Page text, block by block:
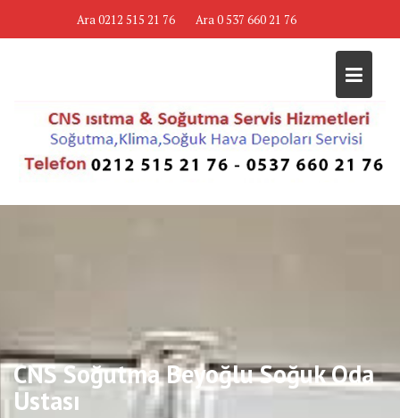
Ara 0212 515 21 76 Ara 0 537 660 21 76
CNS Soğutma Beyoğlu Soğuk Oda
Ustası